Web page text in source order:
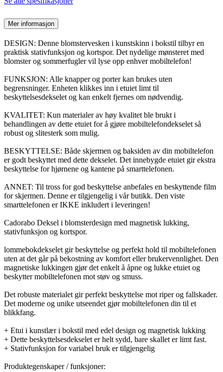
Mer informasjon
DESIGN: Denne blomstervesken i kunstskinn i bokstil tilbyr en
praktisk stativfunksjon og kortspor. Det nydelige mønsteret med
blomster og sommerfugler vil lyse opp enhver mobiltelefon!
FUNKSJON: Alle knapper og porter kan brukes uten
begrensninger. Enheten klikkes inn i etuiet limt til
beskyttelsesdekselet og kan enkelt fjernes om nødvendig.
KVALITET: Kun materialer av høy kvalitet ble brukt i
behandlingen av dette etuiet for å gjøre mobiltelefondekselet så
robust og slitesterk som mulig.
BESKYTTELSE: Både skjermen og baksiden av din mobiltelefon
er godt beskyttet med dette dekselet. Det innebygde etuiet gir ekstra
beskyttelse for hjørnene og kantene på smarttelefonen.
ANNET: Til tross for god beskyttelse anbefales en beskyttende film
for skjermen. Denne er tilgjengelig i vår butikk. Den viste
smarttelefonen er IKKE inkludert i leveringen!
Cadorabo Deksel i blomsterdesign med magnetisk lukking,
stativfunksjon og kortspor.
lommebokdekselet gir beskyttelse og perfekt hold til mobiltelefonen
uten at det går på bekostning av komfort eller brukervennlighet. Den
magnetiske lukkingen gjør det enkelt å åpne og lukke etuiet og
beskytter mobiltelefonen mot støv og smuss.
Det robuste materialet gir perfekt beskyttelse mot riper og fallskader.
Det moderne og unike utseendet gjør mobiltelefonen din til et
blikkfang.
+ Etui i kunstlær i bokstil med edel design og magnetisk lukking
+ Dette beskyttelsesdekselet er helt sydd, bare skallet er limt fast.
+ Stativfunksjon for variabel bruk er tilgjengelig
Produktegenskaper / funksjoner: